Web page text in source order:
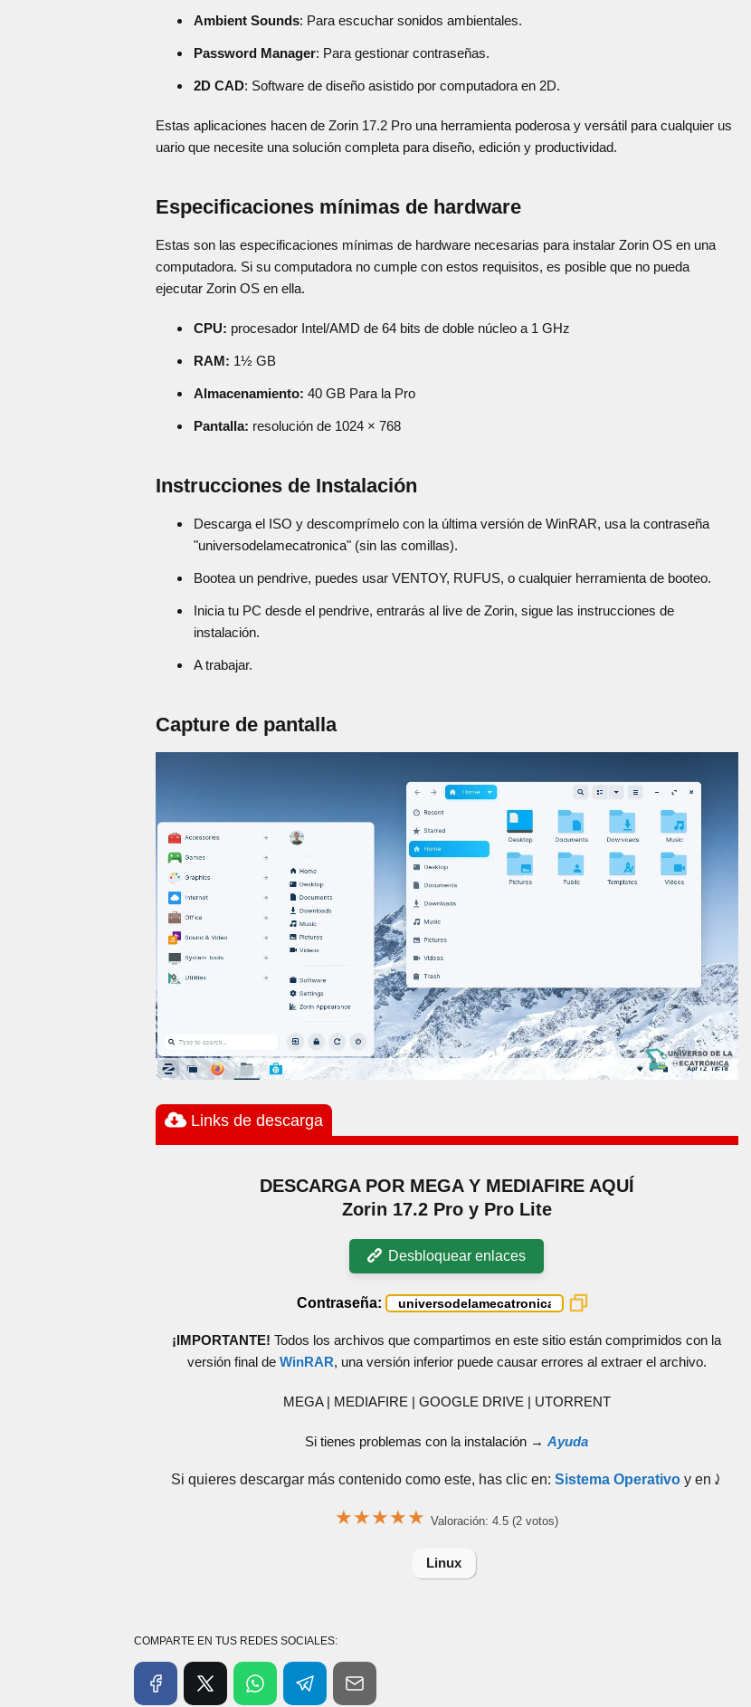
Ambient Sounds: Para escuchar sonidos ambientales.
Password Manager: Para gestionar contraseñas.
2D CAD: Software de diseño asistido por computadora en 2D.
Estas aplicaciones hacen de Zorin 17.2 Pro una herramienta poderosa y versátil para cualquier us
uario que necesite una solución completa para diseño, edición y productividad.
Especificaciones mínimas de hardware
Estas son las especificaciones mínimas de hardware necesarias para instalar Zorin OS en una
computadora. Si su computadora no cumple con estos requisitos, es posible que no pueda
ejecutar Zorin OS en ella.
CPU: procesador Intel/AMD de 64 bits de doble núcleo a 1 GHz
RAM: 1½ GB
Almacenamiento: 40 GB Para la Pro
Pantalla: resolución de 1024 × 768
Instrucciones de Instalación
Descarga el ISO y descomprímelo con la última versión de WinRAR, usa la contraseña
"universodelamecatronica" (sin las comillas).
Bootea un pendrive, puedes usar VENTOY, RUFUS, o cualquier herramienta de booteo.
Inicia tu PC desde el pendrive, entrarás al live de Zorin, sigue las instrucciones de
instalación.
A trabajar.
Capture de pantalla
Links de descarga
DESCARGA POR MEGA Y MEDIAFIRE AQUÍ
Zorin 17.2 Pro y Pro Lite
Desbloquear enlaces
Contraseña:
¡IMPORTANTE! Todos los archivos que compartimos en este sitio están comprimidos con la
versión final de WinRAR, una versión inferior puede causar errores al extraer el archivo.
MEGA | MEDIAFIRE | GOOGLE DRIVE | UTORRENT
Si tienes problemas con la instalación →Ayuda
Si quieres descargar más contenido como este, has clic en: Sistema Operativoy en⤸
★★★★★ Valoración: 4.5 (2 votos)
Linux
COMPARTE EN TUS REDES SOCIALES: